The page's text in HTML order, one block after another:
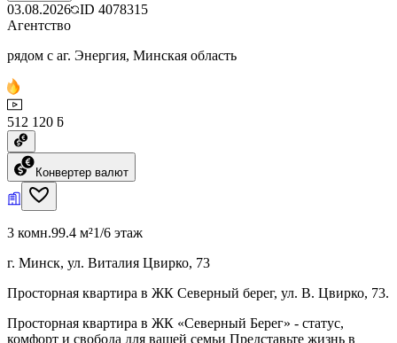
03.08.2026 ID 4078315
Агентство
рядом с аг. Энергия, Минская область
512 120 ƃ
Конвертер валют
3 комн.99.4 м²1/6 этаж
г. Минск, ул. Виталия Цвирко, 73
Просторная квартира в ЖК Северный берег, ул. В. Цвирко, 73.
Просторная квартира в ЖК «Северный Берег» - статус,
комфорт и свобода для вашей семьи Представьте жизнь в